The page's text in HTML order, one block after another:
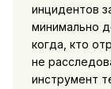
инцидентов
минимально
когда, кто
не
инструмент